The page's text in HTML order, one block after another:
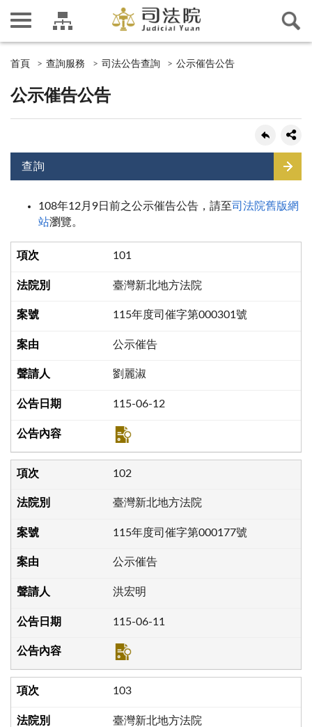
首頁 查詢服務 司法公告查詢 公示催告公告
公示催告公告
查詢
108年12月9日前之公示催告公告，請至司法院舊版網
站瀏覽。
101
臺灣新北地方法院
115年度司催字第000301號
公示催告
劉麗淑
115-06-12
102
臺灣新北地方法院
115年度司催字第000177號
公示催告
洪宏明
115-06-11
103
臺灣新北地方法院